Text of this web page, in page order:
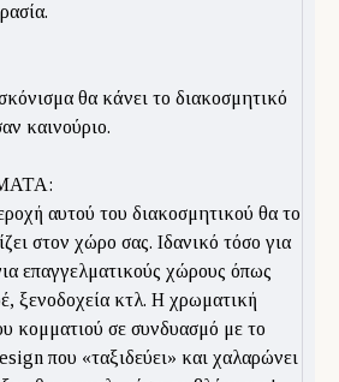
θα κάνει το διακοσμητικό
καινούριο.
αυτού του διακοσμητικού θα το
στον χώρο σας. Ιδανικό τόσο για
επαγγελματικούς χώρους όπως
ξενοδοχεία κτλ. Η χρωματική
κομματιού σε συνδυασμό με το
που «ταξιδεύει» και χαλαρώνει